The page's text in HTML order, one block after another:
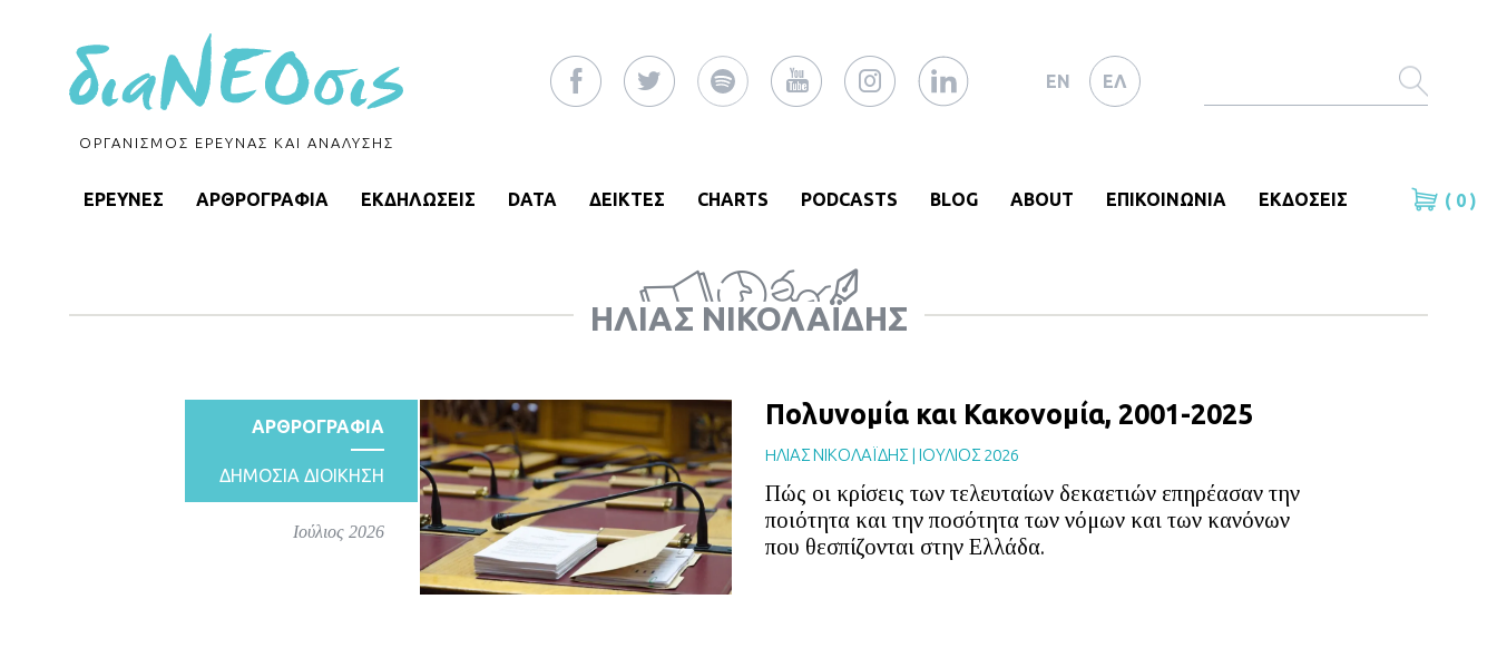
ΟΡΓΑΝΙΣΜΟΣ ΕΡΕΥΝΑΣ ΚΑΙ ΑΝΑΛΥΣΗΣ
EN ΕΛ
ΕΡΕΥΝΕΣ ΑΡΘΡΟΓΡΑΦΙΑ ΕΚΔΗΛΩΣΕΙΣ DATA ΔΕΙΚΤΕΣ CHARTS PODCASTS BLOG ABOUT ΕΠΙΚΟΙΝΩΝΙΑ ΕΚΔΟΣΕΙΣ ( 0 )
HΛΊΑΣ ΝΙΚΟΛΑΪ́ΔΗΣ
ΑΡΘΡΟΓΡΑΦΙΑ
ΔΗΜΟΣΙΑ ΔΙΟΙΚΗΣΗ
Ιούλιος 2026
Πολυνομία και Κακονομία, 2001-2025
HΛΙΑΣ ΝΙΚΟΛΑΪΔΗΣ | ΙΟΥΛΙΟΣ 2026
Πώς οι κρίσεις των τελευταίων δεκαετιών επηρέασαν την
ποιότητα και την ποσότητα των νόμων και των κανόνων
που θεσπίζονται στην Ελλάδα.